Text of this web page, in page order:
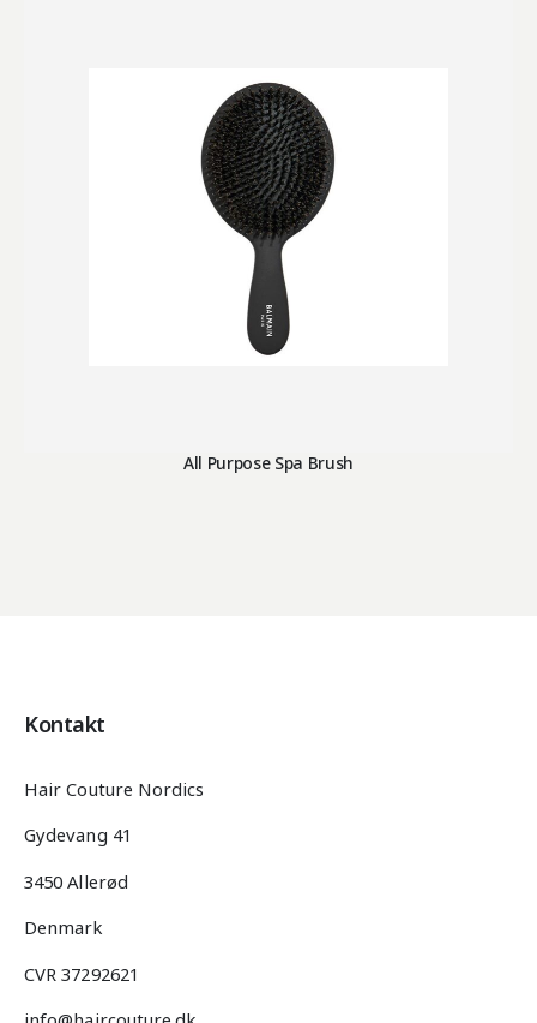
All Purpose Spa Brush
Kontakt
Hair Couture Nordics
Gydevang 41
3450 Allerød
Denmark
CVR 37292621